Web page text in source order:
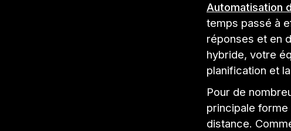
Automatisation
temps passé à
réponses et en
hybride, votre
planification et
Pour de
principale
distance.